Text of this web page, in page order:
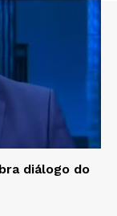
diálogo do